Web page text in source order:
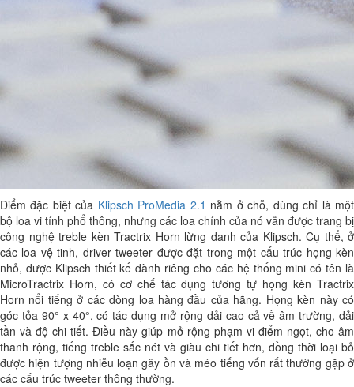
Điểm đặc biệt của Klipsch ProMedia 2.1 nằm ở chỗ, dùng chỉ là một
bộ loa vi tính phổ thông, nhưng các loa chính của nó vẫn được trang bị
công nghệ treble kèn Tractrix Horn lừng danh của Klipsch. Cụ thể, ở
các loa vệ tinh, driver tweeter được đặt trong một cấu trúc họng kèn
nhỏ, được Klipsch thiết kế dành riêng cho các hệ thống mini có tên là
MicroTractrix Horn, có cơ chế tác dụng tương tự họng kèn Tractrix
Horn nổi tiếng ở các dòng loa hàng đầu của hãng. Họng kèn này có
góc tỏa 90° x 40°, có tác dụng mở rộng dải cao cả về âm trường, dải
tần và độ chi tiết. Điều này giúp mở rộng phạm vi điểm ngọt, cho âm
thanh rộng, tiếng treble sắc nét và giàu chi tiết hơn, đồng thời loại bỏ
được hiện tượng nhiễu loạn gây ồn và méo tiếng vốn rất thường gặp ở
các cấu trúc tweeter thông thường.